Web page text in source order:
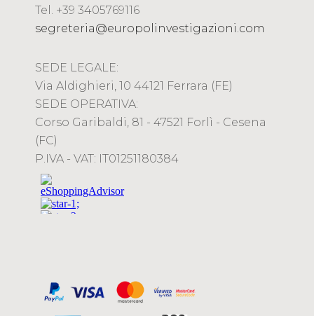
Tel. +39 3405769116
segreteria@europolinvestigazioni.com
SEDE LEGALE:
Via Aldighieri, 10 44121 Ferrara (FE)
SEDE OPERATIVA:
Corso Garibaldi, 81 - 47521 Forlì - Cesena
(FC)
P.IVA - VAT: IT01251180384